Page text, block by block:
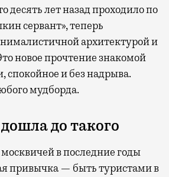
десять лет назад проходило по
сервант», теперь
архитектурой и
новое прочтение знакомой
спокойное и без надрыва.
мудборда.
до такого
в последние годы
привычка — быть туристами в